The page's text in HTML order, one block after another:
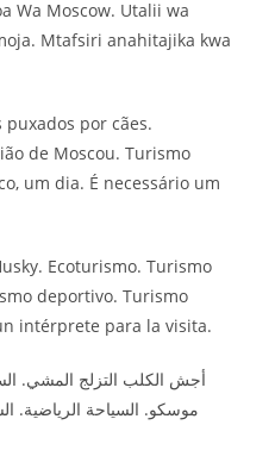
Wa Moscow. Utalii wa
Mtafsiri anahitajika kwa
puxados por cães.
de Moscou. Turismo
um dia. É necessário um
Ecoturismo. Turismo
deportivo. Turismo
intérprete para la visita.
أجش الكلب التزلج المشي.
موسكو. السياحة الرياضية.